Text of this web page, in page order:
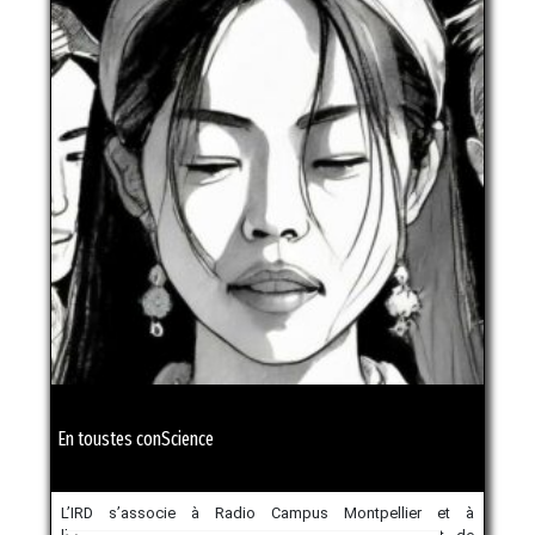
En toustes conScience
L’IRD s’associe à Radio Campus Montpellier et à